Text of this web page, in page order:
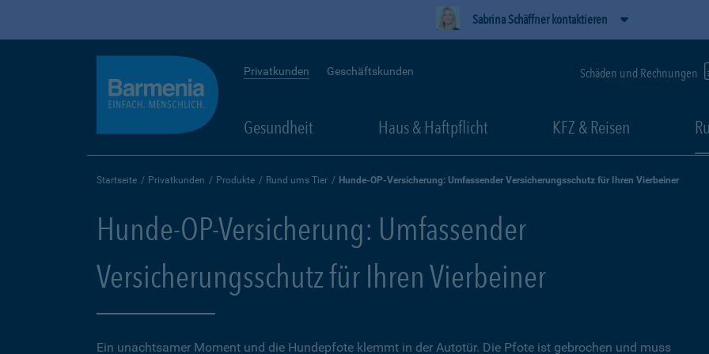
Sabrina Schäffner kontaktieren
Privatkunden Geschäftskunden Schäden und Rechnungen
Gesundheit Haus & Haftpflicht KFZ & Reisen
Startseite Privatkunden Produkte Rund ums Tier Hunde-OP-Versicherung: Umfassender Versicherungsschutz für Ihren Vierbeiner
Hunde-OP-Versicherung: Umfassender
Versicherungsschutz für Ihren Vierbeiner
Ein unachtsamer Moment und die Hundepfote klemmt in der Autotür. Die Pfote ist gebrochen und muss